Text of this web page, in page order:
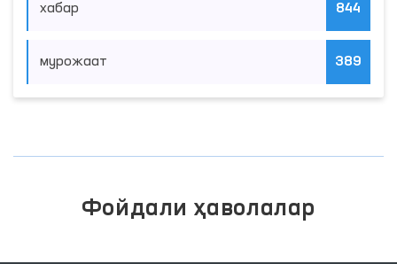
хабар 844
мурожаат 389
Фойдали ҳаволалар